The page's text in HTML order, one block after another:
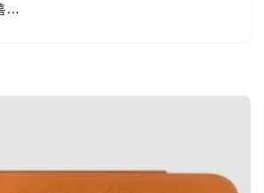
…